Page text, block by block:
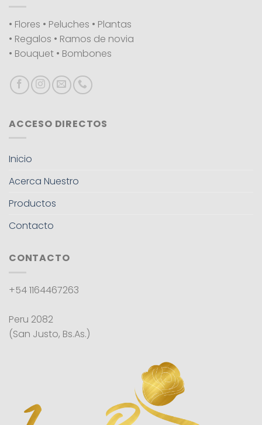
• Flores • Peluches • Plantas
• Regalos • Ramos de novia
• Bouquet • Bombones
ACCESO DIRECTOS
Inicio
Acerca Nuestro
Productos
Contacto
CONTACTO
+54 1164467263
Peru 2082
(San Justo, Bs.As.)